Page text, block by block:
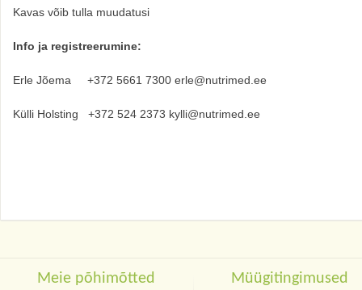
Kavas võib tulla muudatusi
Info ja registreerumine:
Erle Jõema +372 5661 7300 erle@nutrimed.ee
Külli Holsting +372 524 2373 kylli@nutrimed.ee
Meie põhimõtted Müügitingimused